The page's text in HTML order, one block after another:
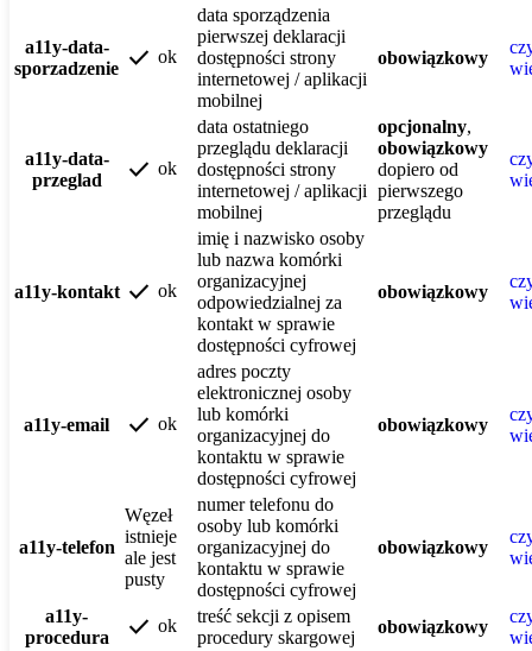
a11y-data-
sporzadzenie check ok
data sporządzenia
pierwszej deklaracji
dostępności strony
internetowej / aplikacji
mobilnej
obowiązkowy
a11y-data-
przeglad
check ok
data ostatniego
przeglądu deklaracji
dostępności strony
internetowej / aplikacji
mobilnej
opcjonalny,
obowiązkowy
dopiero od
pierwszego
przeglądu
a11y-kontakt check ok
imię i nazwisko osoby
lub nazwa komórki
organizacyjnej
odpowiedzialnej za
kontakt w sprawie
dostępności cyfrowej
obowiązkowy
a11y-email check ok
adres poczty
elektronicznej osoby
lub komórki
organizacyjnej do
kontaktu w sprawie
dostępności cyfrowej
obowiązkowy
a11y-telefon
Węzeł
istnieje
ale jest
pusty
numer telefonu do
osoby lub komórki
organizacyjnej do
kontaktu w sprawie
dostępności cyfrowej
obowiązkowy
a11y-
procedura
check ok
treść sekcji z opisem
procedury skargowej
obowiązkowy